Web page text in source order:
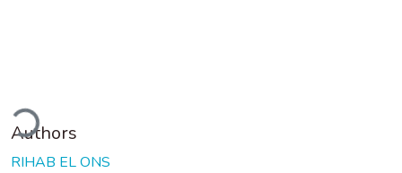
Authors
RIHAB EL ONS